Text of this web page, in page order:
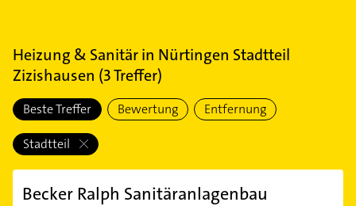
Heizung & Sanitärin Nürtingen Stadtteil
Zizishausen (3Treffer)
Beste Treffer Bewertung Entfernung
Stadtteil
Becker Ralph Sanitäranlagenbau